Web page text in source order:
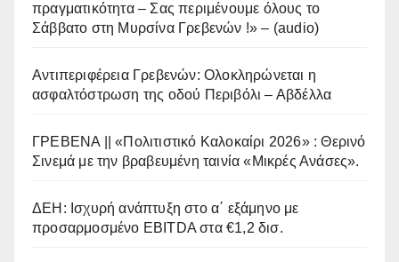
πραγματικότητα – Σας περιμένουμε όλους το
Σάββατο στη Μυρσίνα Γρεβενών !» – (audio)
Αντιπεριφέρεια Γρεβενών: Ολοκληρώνεται η
ασφαλτόστρωση της οδού Περιβόλι – Αβδέλλα
ΓΡΕΒΕΝΑ || «Πολιτιστικό Καλοκαίρι 2026» : Θερινό
Σινεμά με την βραβευμένη ταινία «Μικρές Ανάσες».
ΔΕΗ: Ισχυρή ανάπτυξη στο α΄ εξάμηνο με
προσαρμοσμένο EBITDA στα €1,2 δισ.